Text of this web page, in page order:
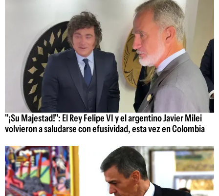
"¡Su Majestad!": El Rey Felipe VI y el argentino Javier Milei
volvieron a saludarse con efusividad, esta vez en Colombia